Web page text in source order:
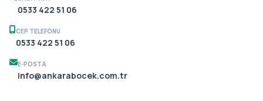
0533 422 51 06
CEP TELEFONU
0533 422 51 06
E-POSTA
info@ankarabocek.com.tr